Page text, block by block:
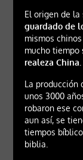
El origen de la
guardado de
mismos
mucho tiempo
realeza China.
La producción
unos 3000
robaron ese
aun así, se
tiempos
biblia.